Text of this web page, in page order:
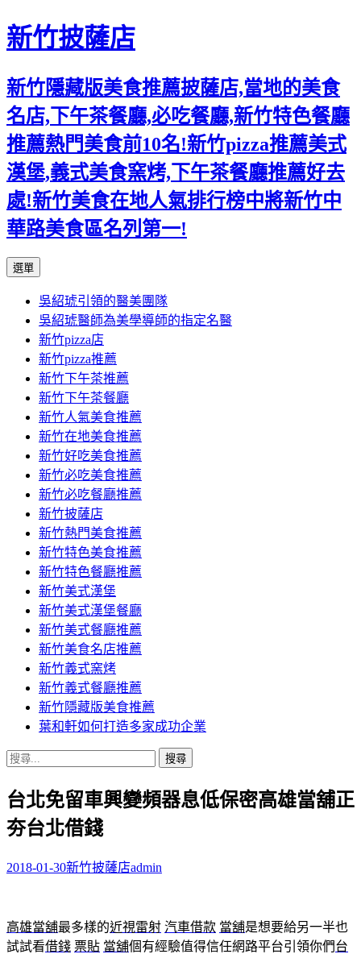
新竹披薩店
新竹隱藏版美食推薦披薩店,當地的美食
名店,下午茶餐廳,必吃餐廳,新竹特色餐廳
推薦熱門美食前10名!新竹pizza推薦美式
漢堡,義式美食窯烤,下午茶餐廳推薦好去
處!新竹美食在地人氣排行榜中將新竹中
華路美食區名列第一!
選單
主
要
內
容
吳紹琥引領的醫美團隊
吳紹琥醫師為美學導師的指定名醫
新竹pizza店
新竹pizza推薦
新竹下午茶推薦
新竹下午茶餐廳
新竹人氣美食推薦
新竹在地美食推薦
新竹好吃美食推薦
新竹必吃美食推薦
新竹必吃餐廳推薦
新竹披薩店
新竹熱門美食推薦
新竹特色美食推薦
新竹特色餐廳推薦
新竹美式漢堡
新竹美式漢堡餐廳
新竹美式餐廳推薦
新竹美食名店推薦
新竹義式窯烤
新竹義式餐廳推薦
新竹隱藏版美食推薦
葉和軒如何打造多家成功企業
搜
關
鍵
字:
台北免留車興變頻器息低保密高雄當舖正
夯台北借錢
2018-01-30新竹披薩店admin
高雄當舖最多樣的近視雷射 汽車借款 當舖是想要給另一半也
試試看借錢 票貼 當舖個有經驗值得信任網路平台引領你們台